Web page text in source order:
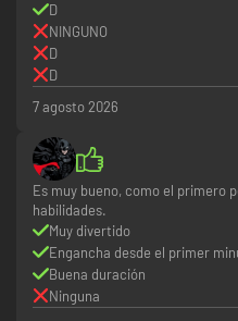
D
NINGUNO
D
D
7 agosto 2026
Es muy bueno, como el primero
habilidades.
Muy divertido
Engancha desde el primer
Buena duración
Ninguna